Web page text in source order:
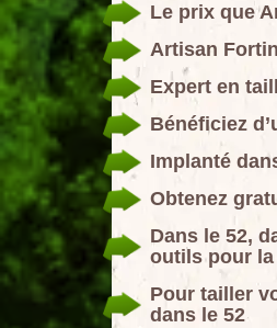
Le prix que
Artisan
Expert en
Bénéficiez
Implanté
Obtenez
Dans le 52,
outils pour
Pour tailler
dans le 52